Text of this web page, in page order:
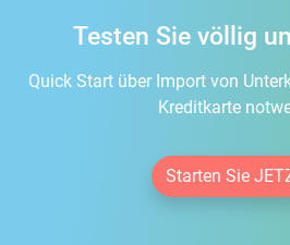
Testen Sie völlig
Quick Start über Import von
Kreditkarte
Starten Sie